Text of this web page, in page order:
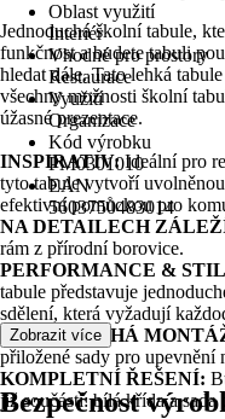
Oblast využití
Interiér
Vhodné pro prostory
Restaurace
Využití
Organizace
Kód výrobku
PM0301010
EAN
5603750483014
Jednoduchá školní tabule,
funkčnost a budete tabuli
hledat dále. Tato lehká
všechny možnosti školní
úžasné prezentace.
INSPIRATIV:Ideální pro
tyto tabule vytvoří
efektivní pomůckou pro
NA DETAILECH
rám z přírodní borovice.
PERFORMANCE &
tabule představuje
sdělení, která vyžadují
JEDNODUCHÁ
přiložené sady pro upevnění
KOMPLETNÍ ŘEŠENÍ:
již součástí: bílá křída a sada
Zobrazit více
Bezpečnost